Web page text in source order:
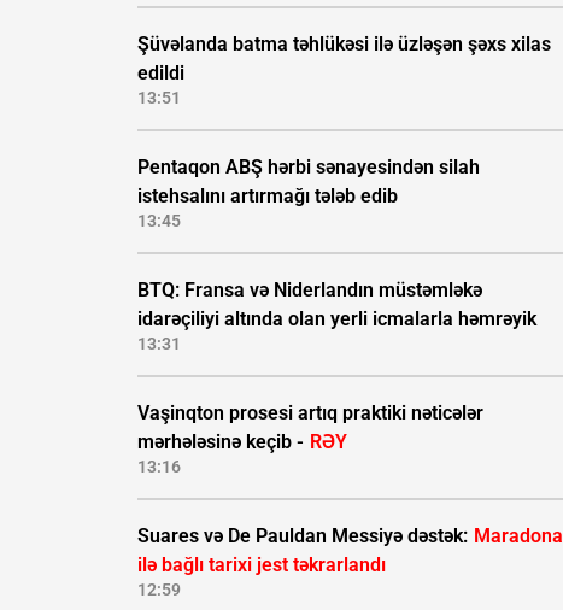
Şüvəlanda batma təhlükəsi ilə üzləşən şəxs xilas
edildi
13:51
Pentaqon ABŞ hərbi sənayesindən silah
istehsalını artırmağı tələb edib
13:45
BTQ: Fransa və Niderlandın müstəmləkə
idarəçiliyi altında olan yerli icmalarla həmrəyik
13:31
Vaşinqton prosesi artıq praktiki nəticələr
mərhələsinə keçib - RƏY
13:16
Suares və De Pauldan Messiyə dəstək: Maradona
ilə bağlı tarixi jest təkrarlandı
12:59